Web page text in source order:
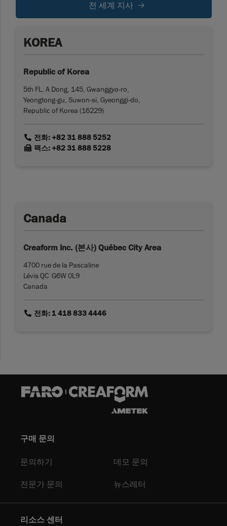
전 세계 지사
KOREA
Republic of Korea
5th FL, A Dong, 145, Gwanggyo-ro,
Yeongtong-gu, Suwon-si, Gyeonggi-do,
Republic of Korea (16229)
link전화: +82 31 888 5252
link팩스: +82 31 888 5228
Canada
Creaform Inc. (본사) Québec City Area
4700 rue de la Pascaline
Lévis QC G6W 0L9
Canada
link전화: 1 418 833 4446
구매 문의
문의하기 데모 문의
전문가 문의 뉴스레터
리소스 센터